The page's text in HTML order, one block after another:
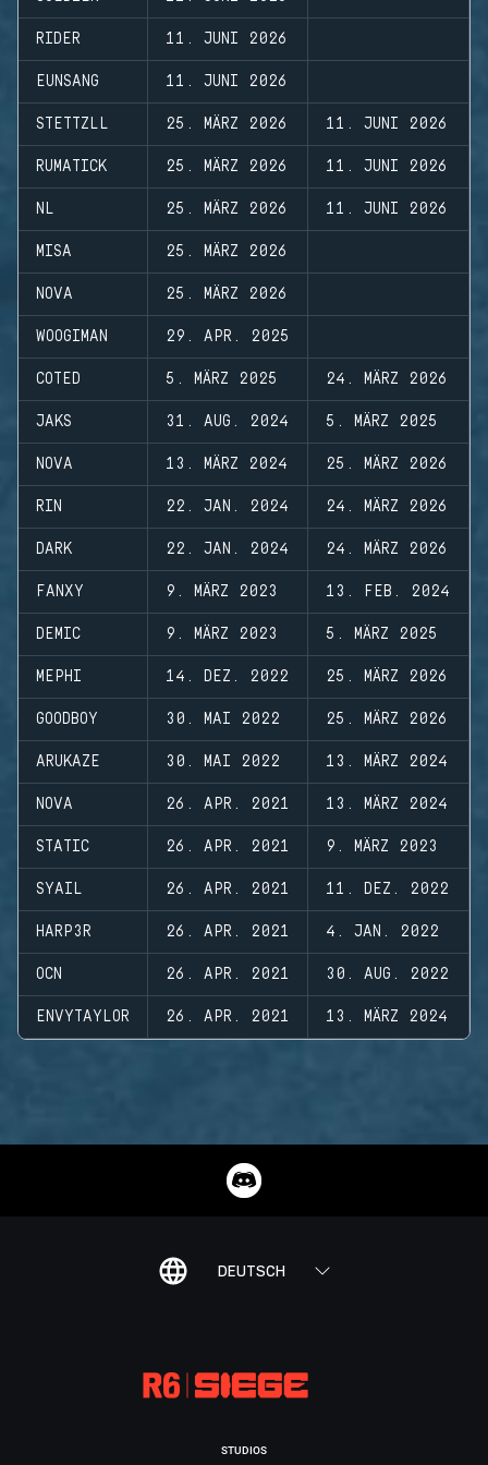
RIDER 11. JUNI 2026
EUNSANG 11. JUNI 2026
STETTZLL 25. MÄRZ 2026 11. JUNI 2026
RUMATICK 25. MÄRZ 2026 11. JUNI 2026
NL 25. MÄRZ 2026 11. JUNI 2026
MISA 25. MÄRZ 2026
NOVA 25. MÄRZ 2026
WOOGIMAN 29. APR. 2025
COTED 5. MÄRZ 2025 24. MÄRZ 2026
JAKS 31. AUG. 2024 5. MÄRZ 2025
NOVA 13. MÄRZ 2024 25. MÄRZ 2026
RIN 22. JAN. 2024 24. MÄRZ 2026
DARK 22. JAN. 2024 24. MÄRZ 2026
FANXY 9. MÄRZ 2023 13. FEB. 2024
DEMIC 9. MÄRZ 2023 5. MÄRZ 2025
MEPHI 14. DEZ. 2022 25. MÄRZ 2026
GOODBOY 30. MAI 2022 25. MÄRZ 2026
ARUKAZE 30. MAI 2022 13. MÄRZ 2024
NOVA 26. APR. 2021 13. MÄRZ 2024
STATIC 26. APR. 2021 9. MÄRZ 2023
SYAIL 26. APR. 2021 11. DEZ. 2022
HARP3R 26. APR. 2021 4. JAN. 2022
OCN 26. APR. 2021 30. AUG. 2022
ENVYTAYLOR 26. APR. 2021 13. MÄRZ 2024
DEUTSCH
STUDIOS